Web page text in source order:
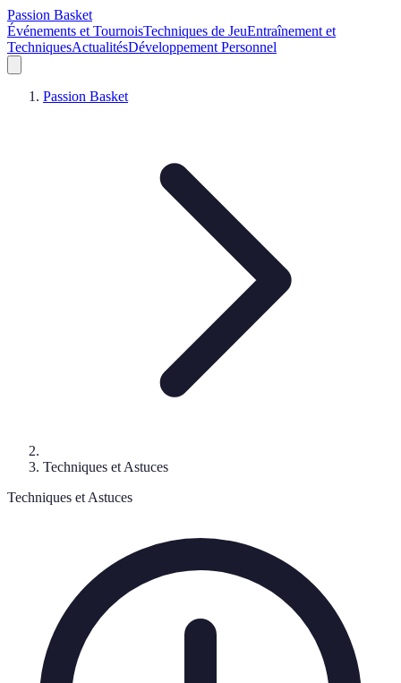
Passion Basket
Événements et TournoisTechniques de JeuEntraînement et
TechniquesActualitésDéveloppement Personnel
Passion Basket
Techniques et Astuces
Techniques et Astuces